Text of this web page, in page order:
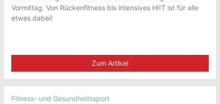
Vormittag. Von Rückenfitness bis intensives HIIT ist für alle
etwas dabei!
Zum Artikel
Fitness- und Gesundheitssport